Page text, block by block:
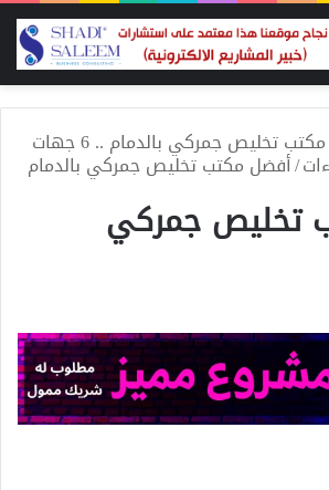
أفضل مكتب تخليص جمركي بالدمام .. 6 جهات
/أفضل مكتب تخليص جمركي بالدمام
تخليص جمركي